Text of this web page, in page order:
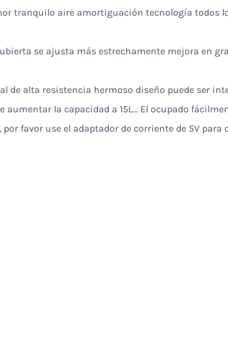
tranquilo aire amortiguación tecnología todos
se ajusta más estrechamente mejora en
de alta resistencia hermoso diseño puede ser
la capacidad a 15L… El ocupado
favor use el adaptador de corriente de 5V